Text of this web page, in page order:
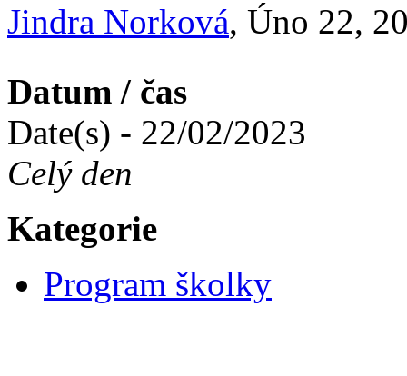
Jindra Norková, Úno 22,
Datum / čas
Date(s) - 22/02/2023
Celý den
Kategorie
Program školky